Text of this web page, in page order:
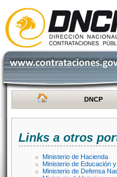
DNCP
Links a otros
Ministerio de Hacienda
Ministerio de Educación
Ministerio de Defensa